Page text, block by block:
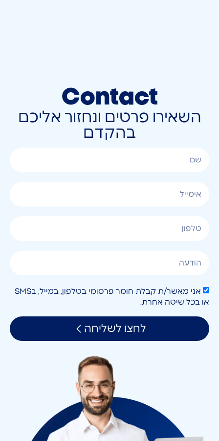
Contact
השאירו פרטים ונחזור אליכם
בהקדם
אני מאשר/ת קבלת חומר פרסומי בטלפון, במייל, בSMS
או בכל שיטה אחרת.
לחצו לשליחה